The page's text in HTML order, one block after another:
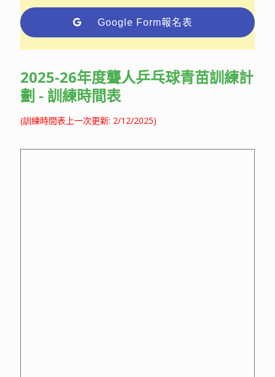
Google Form報名表
2025-26年度聾人乒乓球青苗訓練計
劃 - 訓練時間表
(訓練時間表上一次更新: 2/12/2025)